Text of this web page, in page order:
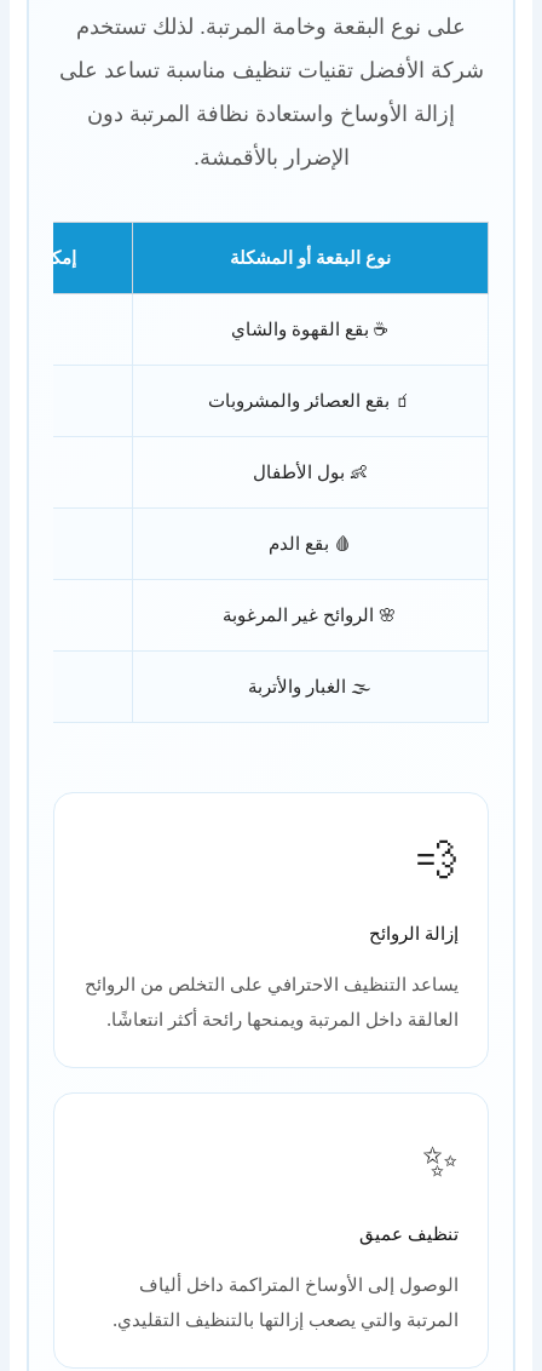
على نوع البقعة وخامة المرتبة. لذلك تستخدم
شركة الأفضل تقنيات تنظيف مناسبة تساعد على
إزالة الأوساخ واستعادة نظافة المرتبة دون
الإضرار بالأقمشة.
نوع البقعة أو المشكلة إمكانية
☕ بقع القهوة والشاي
🧃 بقع العصائر والمشروبات
👶 بول الأطفال
🩸 بقع الدم
🌸 الروائح غير المرغوبة
🌫️ الغبار والأتربة
💨
إزالة الروائح
يساعد التنظيف الاحترافي على التخلص من الروائح
العالقة داخل المرتبة ويمنحها رائحة أكثر انتعاشًا.
✨
تنظيف عميق
الوصول إلى الأوساخ المتراكمة داخل ألياف
المرتبة والتي يصعب إزالتها بالتنظيف التقليدي.